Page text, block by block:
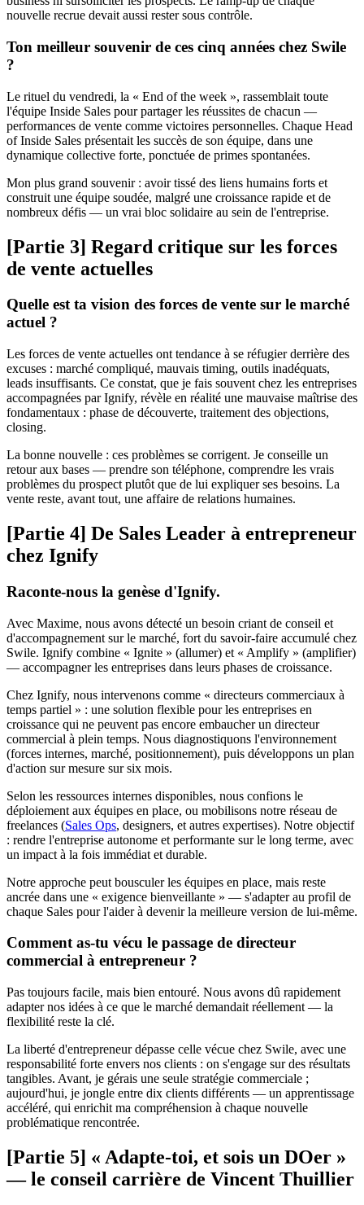
nouvelle recrue devait aussi rester sous contrôle.
Ton meilleur souvenir de ces cinq années chez Swile
?
Le rituel du vendredi, la « End of the week », rassemblait toute
l'équipe Inside Sales pour partager les réussites de chacun —
performances de vente comme victoires personnelles. Chaque Head
of Inside Sales présentait les succès de son équipe, dans une
dynamique collective forte, ponctuée de primes spontanées.
Mon plus grand souvenir : avoir tissé des liens humains forts et
construit une équipe soudée, malgré une croissance rapide et de
nombreux défis — un vrai bloc solidaire au sein de l'entreprise.
[Partie 3] Regard critique sur les forces
de vente actuelles
Quelle est ta vision des forces de vente sur le marché
actuel ?
Les forces de vente actuelles ont tendance à se réfugier derrière des
excuses : marché compliqué, mauvais timing, outils inadéquats,
leads insuffisants. Ce constat, que je fais souvent chez les entreprises
accompagnées par Ignify, révèle en réalité une mauvaise maîtrise des
fondamentaux : phase de découverte, traitement des objections,
closing.
La bonne nouvelle : ces problèmes se corrigent. Je conseille un
retour aux bases — prendre son téléphone, comprendre les vrais
problèmes du prospect plutôt que de lui expliquer ses besoins. La
vente reste, avant tout, une affaire de relations humaines.
[Partie 4] De Sales Leader à entrepreneur
chez Ignify
Raconte-nous la genèse d'Ignify.
Avec Maxime, nous avons détecté un besoin criant de conseil et
d'accompagnement sur le marché, fort du savoir-faire accumulé chez
Swile. Ignify combine « Ignite » (allumer) et « Amplify » (amplifier)
— accompagner les entreprises dans leurs phases de croissance.
Chez Ignify, nous intervenons comme « directeurs commerciaux à
temps partiel » : une solution flexible pour les entreprises en
croissance qui ne peuvent pas encore embaucher un directeur
commercial à plein temps. Nous diagnostiquons l'environnement
(forces internes, marché, positionnement), puis développons un plan
d'action sur mesure sur six mois.
Selon les ressources internes disponibles, nous confions le
déploiement aux équipes en place, ou mobilisons notre réseau de
freelances (Sales Ops, designers, et autres expertises). Notre objectif
: rendre l'entreprise autonome et performante sur le long terme, avec
un impact à la fois immédiat et durable.
Notre approche peut bousculer les équipes en place, mais reste
ancrée dans une « exigence bienveillante » — s'adapter au profil de
chaque Sales pour l'aider à devenir la meilleure version de lui-même.
Comment as-tu vécu le passage de directeur
commercial à entrepreneur ?
Pas toujours facile, mais bien entouré. Nous avons dû rapidement
adapter nos idées à ce que le marché demandait réellement — la
flexibilité reste la clé.
La liberté d'entrepreneur dépasse celle vécue chez Swile, avec une
responsabilité forte envers nos clients : on s'engage sur des résultats
tangibles. Avant, je gérais une seule stratégie commerciale ;
aujourd'hui, je jongle entre dix clients différents — un apprentissage
accéléré, qui enrichit ma compréhension à chaque nouvelle
problématique rencontrée.
[Partie 5] « Adapte-toi, et sois un DOer »
— le conseil carrière de Vincent Thuillier